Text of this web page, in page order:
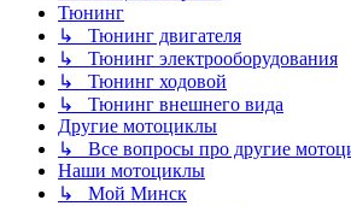
Тюнинг
↳ Тюнинг двигателя
↳ Тюнинг электрооборудования
↳ Тюнинг ходовой
↳ Тюнинг внешнего вида
Другие мотоциклы
↳ Все вопросы про другие
Наши мотоциклы
↳ Мой Минск